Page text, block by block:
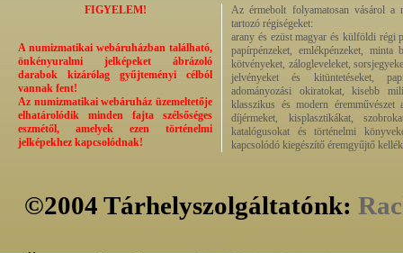
FIGYELEM!
A numizmatikai webáruházban található,
önkényuralmi jelképeket ábrázoló
darabok kizárólag gyűjteményi célból
vannak fent!
Az numizmatikai webáruház üzemeltetője
elhatárolódik minden fajta szélsőséges
eszmétől, amelyek ezen történelmi
jelképekhez kapcsolódnak!
Az érmebolt folyamatosan vásárol a
tartozó régiségeket:
arany és ezüst magyar és külföldi régi
papírpénzeket, emlékpénzeket, minta
kötvényeket, zálogleveleket,
jelvényeket és kitüntetéseket,
adományozási okiratokat, kisebb
klasszikus és modern éremművészet
díjérmeket, kisplasztikákat,
katalógusokat és történelmi
kapcsolódó kiegészítő éremgyűjtő
©2004 Tárhelyszolgáltatónk: